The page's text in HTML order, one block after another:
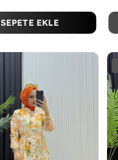
SEPETE EKLE